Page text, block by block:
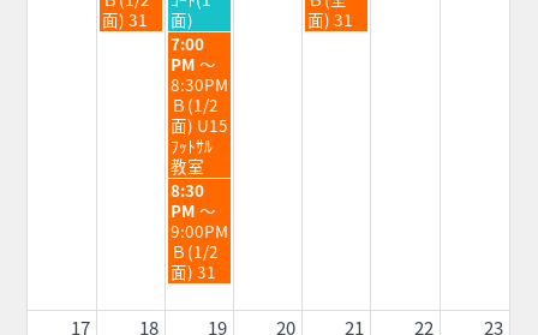
月
11th
面) 31
月
12th
2026
面)
月
14th
面) 31
水
曜
日,
8
月
12th
2026
7:00
PM ～
8:30PM
Ｂ(1/2
面) U15
ﾌｯﾄｻﾙ
教室
水
曜
日,
8
月
12th
2026
8:30
PM ～
9:00PM
Ｂ(1/2
面) 31
17 18 19 20 21 22 23